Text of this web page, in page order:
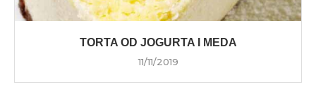
TORTA OD JOGURTA I MEDA
11/11/2019